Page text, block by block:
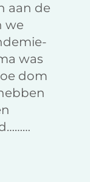
aan de
we
was
dom